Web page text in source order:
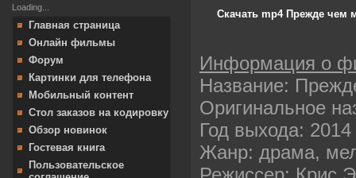
Loading...
Главная страница
Онлайн фильмы
Форум
Картинки для телефона
Мобильный контент
Стол заказов на кодировку
Обзор новинок
Гостевая книга
Пользовательское
Скачать mp4 Прежде чем
Информация о
Название:
Оригинальное
Год выхода: 2014
Жанр: драма,